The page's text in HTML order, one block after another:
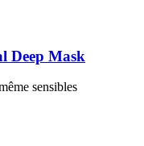
Deep Mask
sensibles